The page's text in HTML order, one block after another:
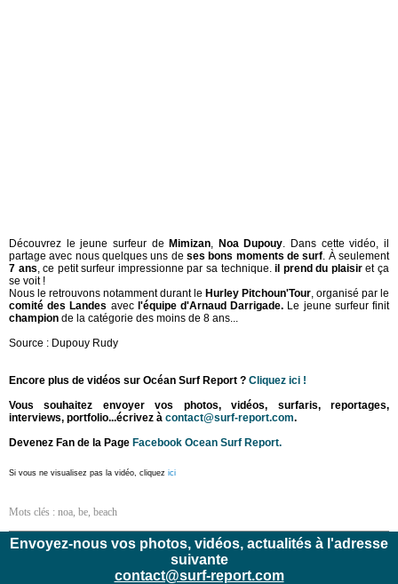
Découvrez le jeune surfeur deMimizan Noa Dupouy . Dans cette vidéo, il
partage avec nous quelques uns de ses bons moments de surf . À seulement
7 ans , ce petit surfeur impressionne par sa technique. il prend du plaisiret ça
se voit !
Nous le retrouvons notamment durant le Hurley Pitchoun'Tour , organisé par le
comité des Landes avec l'équipe d'Arnaud Darrigade. Le jeune surfeur finit
champion de la catégorie des moins de 8 ans...
Source : Dupouy Rudy
Encore plus de vidéos sur Océan Surf Report ? Cliquez ici !
Vous souhaitez envoyer vos photos, vidéos, surfaris, reportages,
interviews, portfolio...écrivez à contact@surf-report.com.
Devenez Fan de la Page Facebook Ocean Surf Report.
Si vous ne visualisez pas la vidéo, cliquez ici
Mots clés : noa be beach
Envoyez-nous vos photos, vidéos, actualités à l'adresse
suivante
contact@surf-report.com